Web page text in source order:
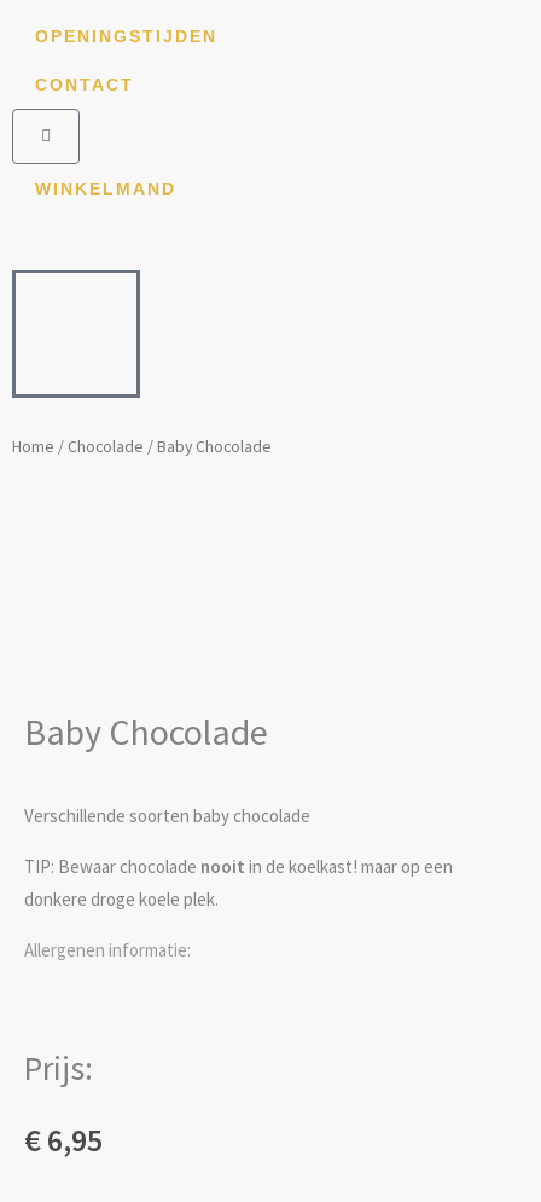
inhoud
OPENINGSTIJDEN
CONTACT
Winkelwagen
WINKELMAND
Home / Chocolade / Baby Chocolade
Baby Chocolade
Verschillende soorten baby chocolade
TIP: Bewaar chocolade nooit in de koelkast! maar op een
donkere droge koele plek.
Allergenen informatie:
Prijs:
€6,95